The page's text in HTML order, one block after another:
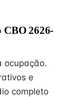
CBO 2626-
ocupação.
e
completo